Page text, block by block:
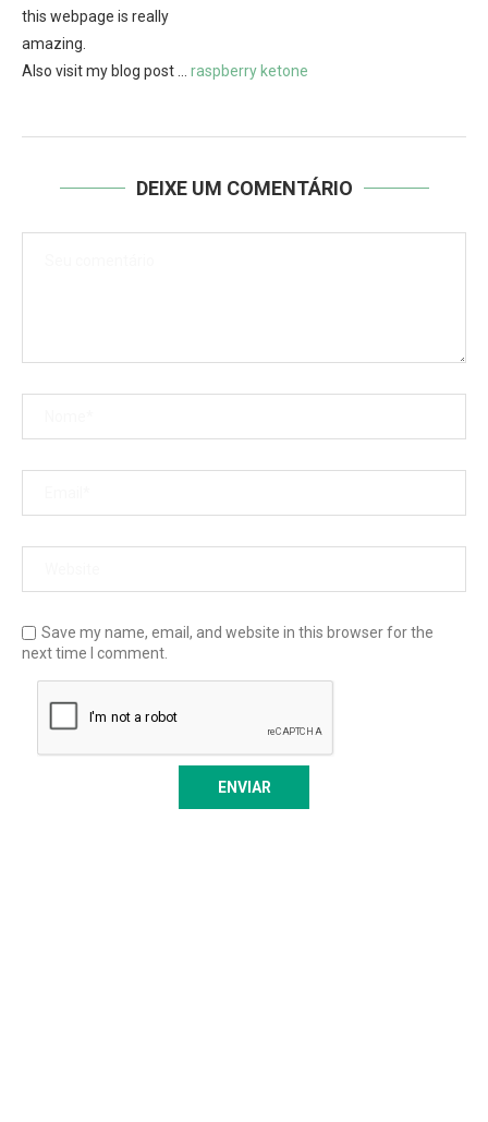
this webpage is really
amazing.
Also visit my blog post … raspberry ketone
DEIXE UM COMENTÁRIO
Save my name, email, and website in this browser for the
next time I comment.